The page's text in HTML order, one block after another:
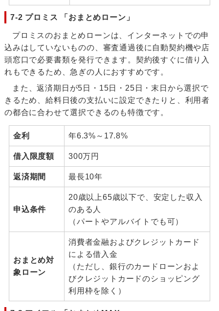
7-2 プロミス 「おまとめローン」
プロミスのおまとめローンは、インターネットでの申
込みはしていないものの、審査通過後に自動契約機や店
頭窓口で必要書類を発行できます。契約後すぐに借り入
れもできるため、急ぎの人におすすめです。
また、返済期日が5日・15日・25日・末日から選択で
きるため、給料日後の支払いに設定できたりと、利用者
の都合に合わせて選択できるのも特徴です。
金利 年6.3%～17.8%
借入限度額 300万円
返済期間 最長10年
申込条件
20歳以上65歳以下で、安定した収入
のある人
（パートやアルバイトでも可）
おまとめ対
象ローン
消費者金融およびクレジットカード
による借入金
（ただし、銀行のカードローンおよ
びクレジットカードのショッピング
利用枠を除く）